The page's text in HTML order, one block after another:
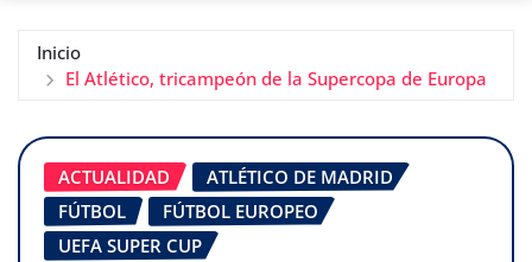
Inicio
El Atlético, tricampeón de la Supercopa de Europa
ACTUALIDAD
ATLÉTICO DE MADRID
FÚTBOL
FÚTBOL EUROPEO
UEFA SUPER CUP